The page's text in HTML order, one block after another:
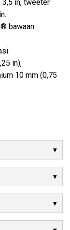
in, tweeter
bawaan.
in),
10 mm (0,75